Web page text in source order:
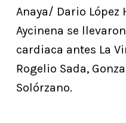
Anaya/ Dario López
Aycinena se
cardiaca antes La
Rogelio Sada,
Solórzano.